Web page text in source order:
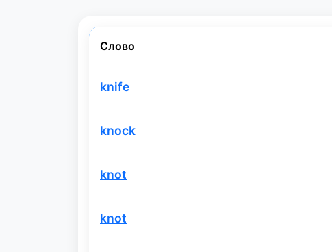
Слово
knife
knock
knot
knot